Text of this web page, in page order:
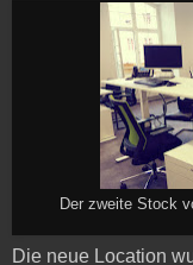
Der zweite Stock
Die neue Location